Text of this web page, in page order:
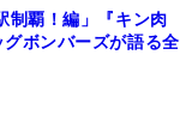
制覇！編」『キン肉
ボンバーズが語る全